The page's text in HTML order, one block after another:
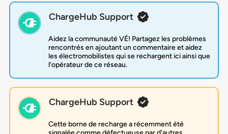
ChargeHub Support
Aidez la communauté VÉ! Partagez les problèmes
rencontrés en ajoutant un commentaire et aidez
les électromobilistes qui se rechargent ici ainsi que
l'opérateur de ce réseau.
ChargeHub Support
Cette borne de recharge a récemment été